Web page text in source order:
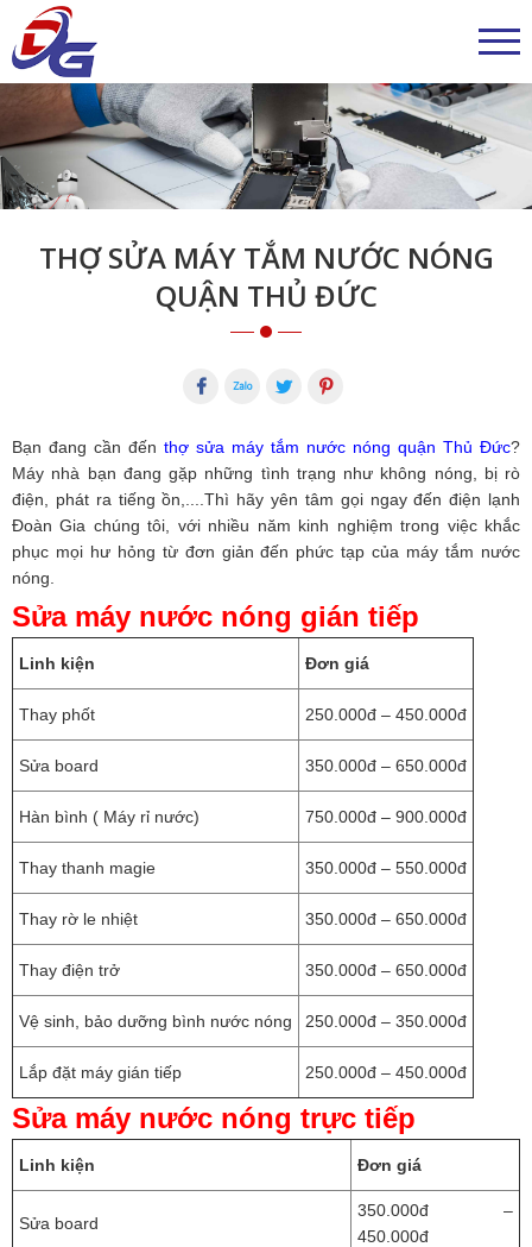
THỢ SỬA MÁY TẮM NƯỚC NÓNG
QUẬN THỦ ĐỨC
Bạn đang cần đến thợ sửa máy tắm nước nóng quận Thủ Đức?
Máy nhà bạn đang gặp những tình trạng như không nóng, bị rò
điện, phát ra tiếng ồn,....Thì hãy yên tâm gọi ngay đến điện lạnh
Đoàn Gia chúng tôi, với nhiều năm kinh nghiệm trong việc khắc
phục mọi hư hỏng từ đơn giản đến phức tạp của máy tắm nước
nóng.
Sửa máy nước nóng gián tiếp
Linh kiện Đơn giá
Thay phốt 250.000đ – 450.000đ
Sửa board 350.000đ – 650.000đ
Hàn bình ( Máy rỉ nước) 750.000đ – 900.000đ
Thay thanh magie 350.000đ – 550.000đ
Thay rờ le nhiệt 350.000đ – 650.000đ
Thay điện trở 350.000đ – 650.000đ
Vệ sinh, bảo dưỡng bình nước nóng 250.000đ – 350.000đ
Lắp đặt máy gián tiếp 250.000đ – 450.000đ
Sửa máy nước nóng trực tiếp
Linh kiện Đơn giá
Sửa board
350.000đ –
450.000đ